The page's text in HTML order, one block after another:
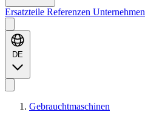
Ersatzteile Referenzen Unternehmen
DE
Gebrauchtmaschinen